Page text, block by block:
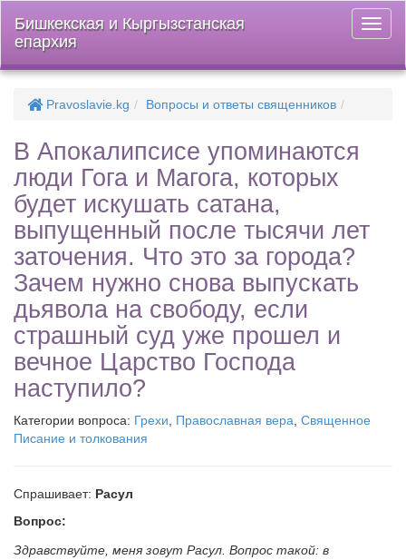
меню
Бишкекская и Кыргызстанская
епархия
Pravoslavie.kg Вопросы и ответы священников
В Апокалипсисе упоминаются
люди Гога и Магога, которых
будет искушать сатана,
выпущенный после тысячи лет
заточения. Что это за города?
Зачем нужно снова выпускать
дьявола на свободу, если
страшный суд уже прошел и
вечное Царство Господа
наступило?
Категории вопроса: Грехи Православная вера Священное
Писание и толкования
Спрашивает: Расул
Вопрос:
Здравствуйте, меня зовут Расул. Вопрос такой: в